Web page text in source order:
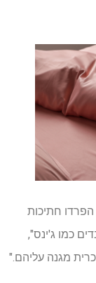
חתיכות
כמו ג'ינס",
מגנה עליהם."